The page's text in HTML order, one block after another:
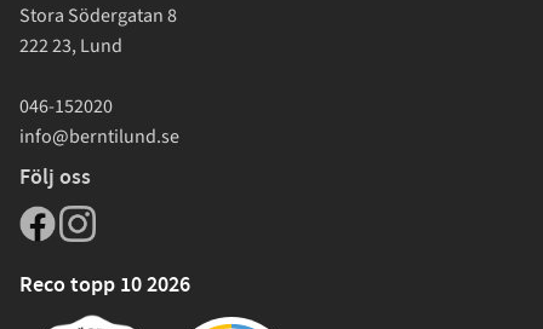
Stora Södergatan 8
222 23, Lund
046-152020
info@berntilund.se
Följ oss
Reco topp 10 2026